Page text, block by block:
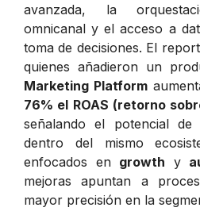
avanzada, la
omnicanal y el acceso a
toma de decisiones. El
quienes añadieron un
Marketing Platform
76% el ROAS (retorno
señalando el potencial de
dentro del mismo
enfocados en growth y
mejoras apuntan a
mayor precisión en la